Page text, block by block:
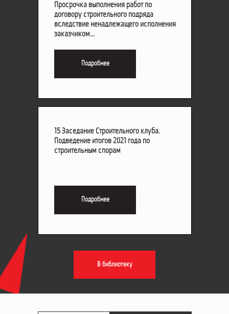
Просрочка выполнения работ по
договору строительного подряда
вследствие ненадлежащего исполнения
заказчиком...
Подробнее
Просрочка выполнения работ по
договору строительного подряда
вследствие ненадлежащего исполнения
заказчиком...
Подробнее
15 Заседание Строительного клуба.
Подведение итогов 2021 года по
строительным спорам
Подробнее
15 Заседание Строительного клуба.
Подведение итогов 2021 года по
строительным спорам
Подробнее
В библиотеку